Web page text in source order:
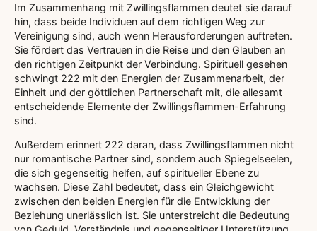
Im Zusammenhang mit Zwillingsflammen deutet sie darauf
hin, dass beide Individuen auf dem richtigen Weg zur
Vereinigung sind, auch wenn Herausforderungen auftreten.
Sie fördert das Vertrauen in die Reise und den Glauben an
den richtigen Zeitpunkt der Verbindung. Spirituell gesehen
schwingt 222 mit den Energien der Zusammenarbeit, der
Einheit und der göttlichen Partnerschaft mit, die allesamt
entscheidende Elemente der Zwillingsflammen-Erfahrung
sind.
Außerdem erinnert 222 daran, dass Zwillingsflammen nicht
nur romantische Partner sind, sondern auch Spiegelseelen,
die sich gegenseitig helfen, auf spiritueller Ebene zu
wachsen. Diese Zahl bedeutet, dass ein Gleichgewicht
zwischen den beiden Energien für die Entwicklung der
Beziehung unerlässlich ist. Sie unterstreicht die Bedeutung